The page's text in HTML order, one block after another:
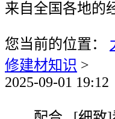
来自全国各地的
您当前的位置：
修建材知识 >
2025-09-01 19:12